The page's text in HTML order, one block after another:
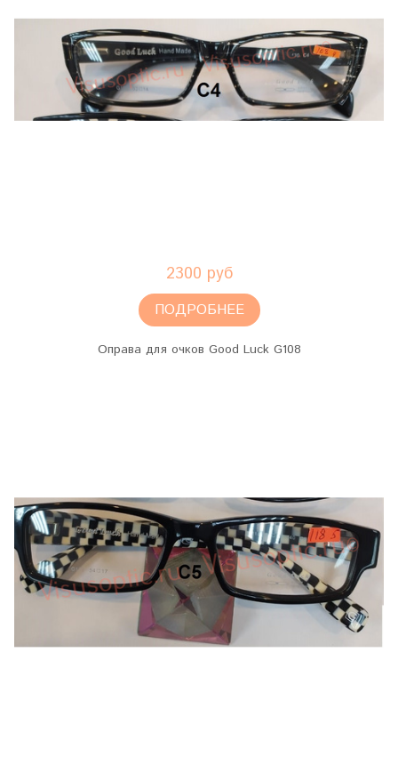
2300 руб
ПОДРОБНЕЕ
Оправа для очков Good Luck G108